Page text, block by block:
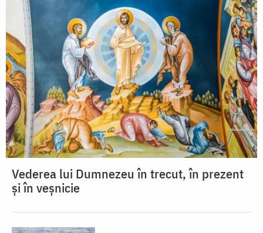
Vederea lui Dumnezeu în trecut, în prezent
și în veșnicie